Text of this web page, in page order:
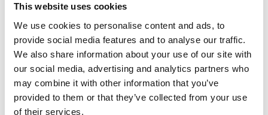
This website uses cookies
We use cookies to personalise content and ads, to
provide social media features and to analyse our traffic.
We also share information about your use of our site with
our social media, advertising and analytics partners who
may combine it with other information that you’ve
provided to them or that they’ve collected from your use
of their services.
Eingeschränkte Verfügbarkeit in anderen
Ländern